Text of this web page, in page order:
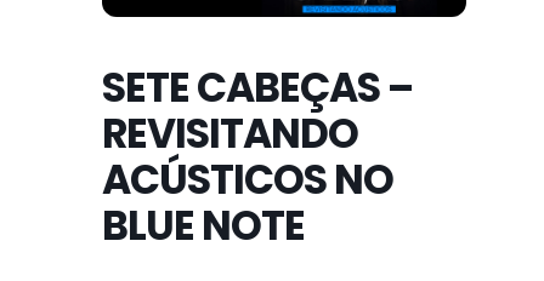
SETE CABEÇAS –
REVISITANDO
ACÚSTICOS NO
BLUE NOTE